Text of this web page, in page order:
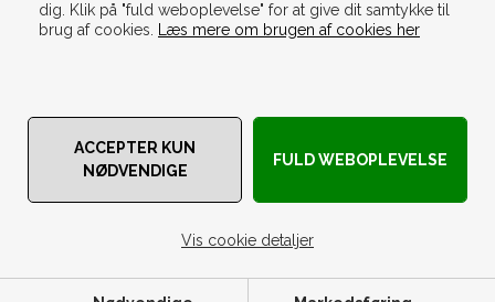
dig. Klik på "fuld weboplevelse" for at give dit samtykke til
brug af cookies.
Læs mere om brugen af cookies her
Vis cookie detaljer
Lagen Guiden
Topmadras Guiden
Håndklæde Guiden
Bæreevne
Vedligeholdelse af dyner og puder
© Copyright 2018 | Borg Design | Østre Parkvej 1E | 4100